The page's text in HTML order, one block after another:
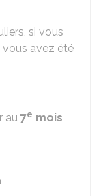
si vous
vous avez été
au 7e mois